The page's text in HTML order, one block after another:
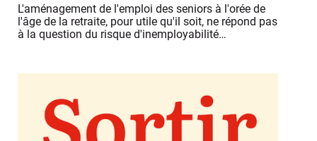
L'aménagement de l'emploi des seniors à l'orée de
l'âge de la retraite, pour utile qu'il soit, ne répond pas
à la question du risque d'inemployabilité…